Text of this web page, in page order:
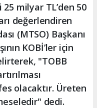
milyar TL’den 50
değerlendiren
(MTSO) Başkanı
KOBİ’ler için
"TOBB
olacaktır. Üreten
dedi.